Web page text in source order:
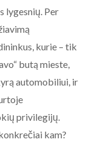
lygesnių. Per
kurie – tik
butą mieste,
automobiliui, ir
privilegijų.
kam?